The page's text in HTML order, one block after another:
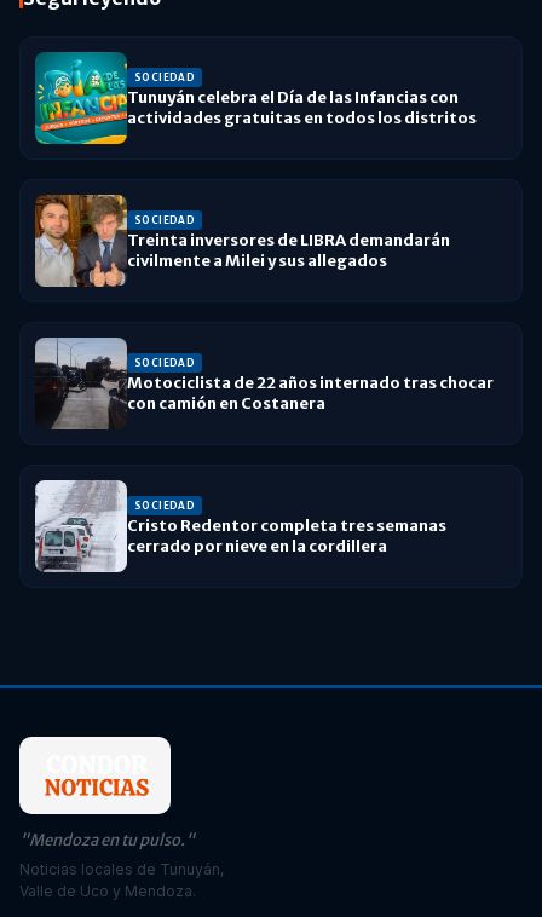
SOCIEDAD
Tunuyán celebra el Día de las Infancias con
actividades gratuitas en todos los distritos
SOCIEDAD
Treinta inversores de LIBRA demandarán
civilmente a Milei y sus allegados
SOCIEDAD
Motociclista de 22 años internado tras chocar
con camión en Costanera
SOCIEDAD
Cristo Redentor completa tres semanas
cerrado por nieve en la cordillera
"Mendoza en tu pulso."
Noticias locales de Tunuyán,
Valle de Uco y Mendoza.